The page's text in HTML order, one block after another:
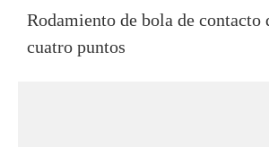
Rodamiento de bola de contacto
cuatro puntos